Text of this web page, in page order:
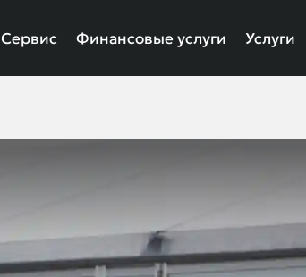
Сервис Финансовые услуги Услуги
Выкуп